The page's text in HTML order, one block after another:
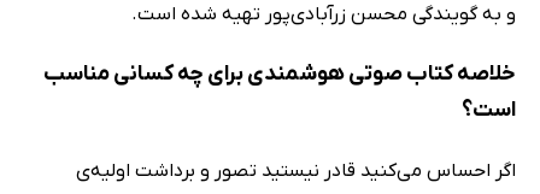
و به گویندگی محسن زرآبادی‌پور تهیه شده است.
خلاصه کتاب صوتی هوشمندی برای چه کسانی مناسب
است؟
اگر احساس می‌کنید قادر نیستید تصور و برداشت اولیه‌ی